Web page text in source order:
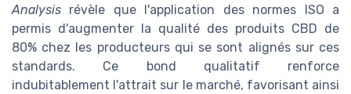
Analysis révèle que l'application des normes ISO a
permis d'augmenter la qualité des produits CBD de
80% chez les producteurs qui se sont alignés sur ces
standards. Ce bond qualitatif renforce
indubitablement l'attrait sur le marché, favorisant ainsi